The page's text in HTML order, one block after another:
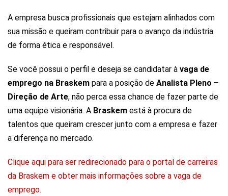
A empresa busca profissionais que estejam alinhados com
sua missão e queiram contribuir para o avanço da indústria
de forma ética e responsável.
Se você possui o perfil e deseja se candidatar à vaga de
emprego na Braskem para a posição de Analista Pleno –
Direção de Arte, não perca essa chance de fazer parte de
uma equipe visionária. A Braskem está à procura de
talentos que queiram crescer junto com a empresa e fazer
a diferença no mercado.
Clique aqui para ser redirecionado para o portal de carreiras
da Braskem e obter mais informações sobre a vaga de
emprego.